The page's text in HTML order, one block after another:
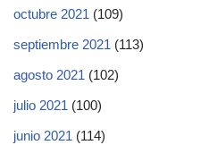
octubre 2021 (109)
septiembre 2021 (113)
agosto 2021 (102)
julio 2021 (100)
junio 2021 (114)